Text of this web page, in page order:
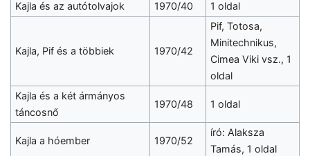
Kajla és az autótolvajok
1970/40 1 oldal
Kajla, Pif és a többiek 1970/42
Pif, Totosa,
Minitechnikus,
Cimea Viki vsz., 1
oldal
Kajla és a két ármányos
táncosnő
1970/48 1 oldal
Kajla a hóember 1970/52
író: Alaksza
Tamás, 1 oldal